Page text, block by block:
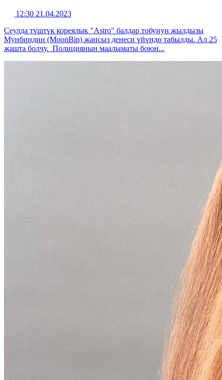
12:30 21.04.2023
Сеулда түштүк кореялык "Astro" балдар тобунун жылдызы
Мунбиндин (MoonBin) жансыз денеси үйүндө табылды. Ал 25
жашта болчу. Полициянын маалыматы боюн...